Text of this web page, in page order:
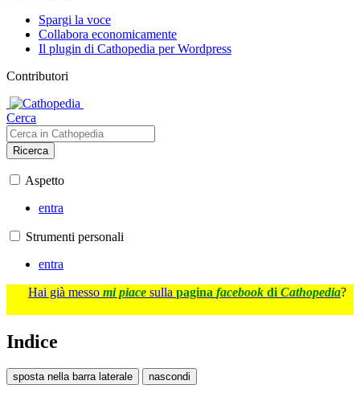
Spargi la voce
Collabora economicamente
Il plugin di Cathopedia per Wordpress
Contributori
Cerca
Ricerca
Aspetto
entra
Strumenti personali
entra
Hai già messo mi piace sulla pagina facebook di Cathopedia?
Indice
sposta nella barra laterale nascondi